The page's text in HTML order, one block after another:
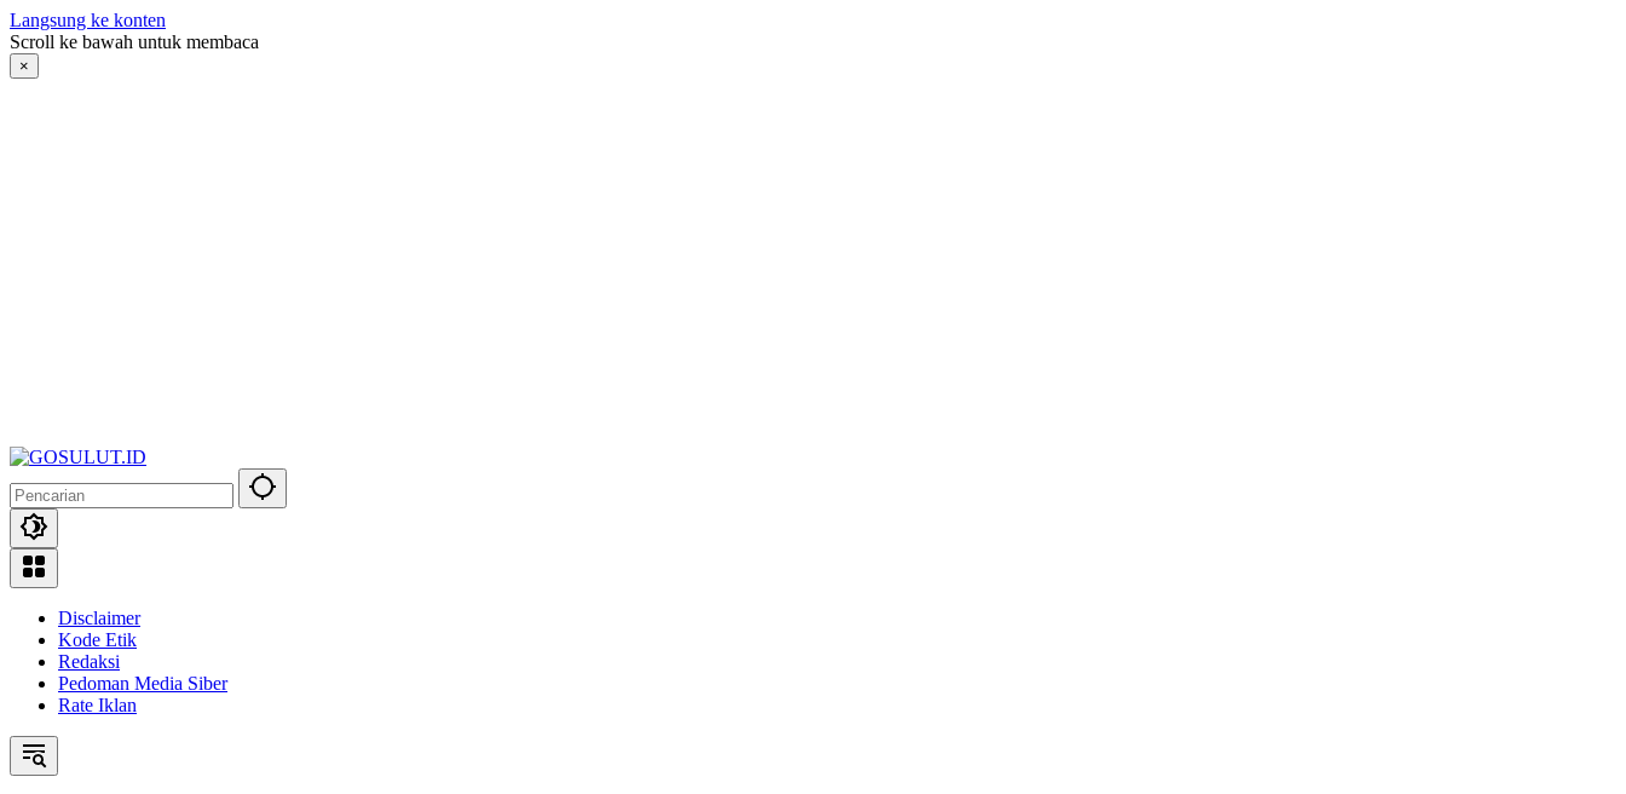
Langsung ke konten
Scroll ke bawah untuk membaca
×
Disclaimer
Kode Etik
Redaksi
Pedoman Media Siber
Rate Iklan